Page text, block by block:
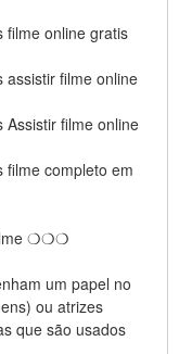
filme online gratis
assistir filme online
filme online
filme completo em
❍❍❍
um papel no
ou atrizes
que são usados